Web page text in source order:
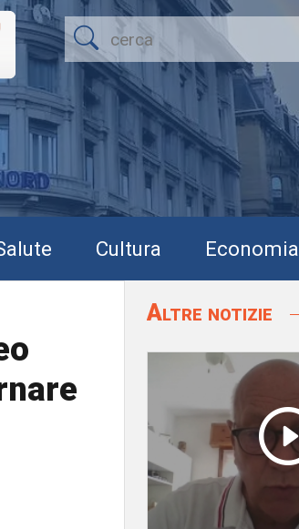
Cultura Economia
Altre notizie